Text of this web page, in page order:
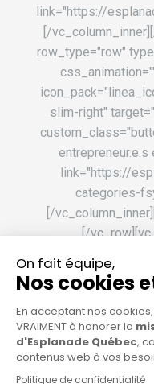
link="https://
[/
row_type="row"
slim-right"
link="https://
categories-
[/
[/